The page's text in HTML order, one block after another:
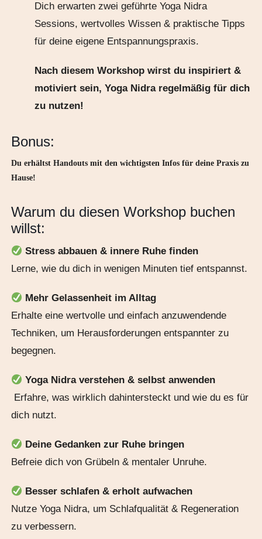
Dich erwarten zwei geführte Yoga Nidra
Sessions, wertvolles Wissen & praktische Tipps
für deine eigene Entspannungspraxis.
Nach diesem Workshop wirst du inspiriert &
motiviert sein, Yoga Nidra regelmäßig für dich
zu nutzen!
Bonus:
Du erhältst Handouts mit den wichtigsten Infos für deine Praxis zu
Hause!
Warum du diesen Workshop buchen
willst:
Stress abbauen & innere Ruhe finden
Lerne, wie du dich in wenigen Minuten tief entspannst.
Mehr Gelassenheit im Alltag
Erhalte eine wertvolle und einfach anzuwendende
Techniken, um Herausforderungen entspannter zu
begegnen.
Yoga Nidra verstehen & selbst anwenden
Erfahre, was wirklich dahintersteckt und wie du es für
dich nutzt.
Deine Gedanken zur Ruhe bringen
Befreie dich von Grübeln & mentaler Unruhe.
Besser schlafen & erholt aufwachen
Nutze Yoga Nidra, um Schlafqualität & Regeneration
zu verbessern.